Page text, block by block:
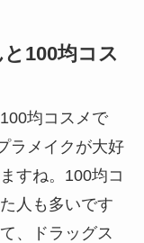
100均コス
均コスメで
ラメイクが大好
すね。100均コ
人も多いです
、ドラッグス